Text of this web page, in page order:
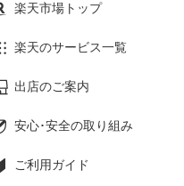
楽天市場トップ
楽天のサービス一覧
出店のご案内
安心･安全の取り組み
ご利用ガイド